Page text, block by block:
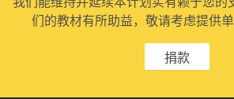
们的教材有所助益，敬请考虑提供单
捐款